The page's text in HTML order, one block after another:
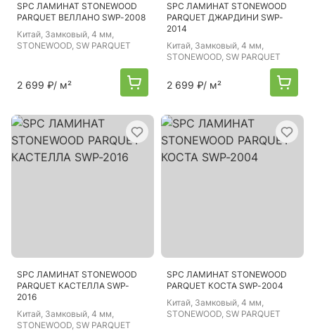
SPC ЛАМИНАТ STONEWOOD
PARQUET ВЕЛЛАНО SWP-2008
Китай, Замковый, 4 мм,
STONEWOOD, SW PARQUET
2 699 ₽/ м²
SPC ЛАМИНАТ STONEWOOD
PARQUET ДЖАРДИНИ SWP-
2014
Китай, Замковый, 4 мм,
STONEWOOD, SW PARQUET
2 699 ₽/ м²
SPC ЛАМИНАТ STONEWOOD
PARQUET КАСТЕЛЛА SWP-
2016
Китай, Замковый, 4 мм,
STONEWOOD, SW PARQUET
SPC ЛАМИНАТ STONEWOOD
PARQUET КОСТА SWP-2004
Китай, Замковый, 4 мм,
STONEWOOD, SW PARQUET